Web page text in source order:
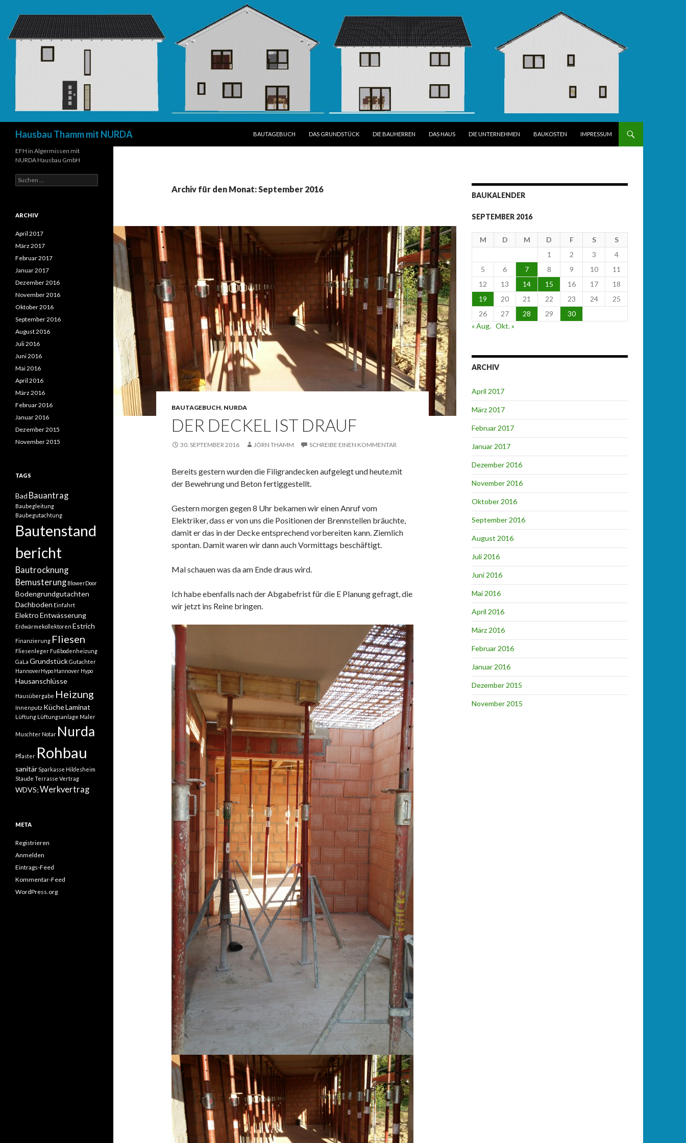
Hausbau Thamm mit NURDA
BAUTAGEBUCH
DAS GRUNDSTÜCK DIE BAUHERREN DAS HAUS DIE UNTERNEHMEN BAUKOSTEN IMPRESSUM
Archiv für den Monat: September 2016
BAUTAGEBUCH, NURDA
DER DECKEL IST DRAUF
30. SEPTEMBER 2016 JÖRN THAMM SCHREIBE EINEN KOMMENTAR
Bereits gestern wurden die Filigrandecken aufgelegt und heute.mit
der Bewehrung und Beton fertiggestellt.
Gestern morgen gegen 8 Uhr bekamen wir einen Anruf vom
Elektriker, dass er von uns die Positionen der Brennstellen bräuchte,
damit er das in der Decke entsprechend vorbereiten kann. Ziemlich
spontan. Damit waren wir dann auch Vormittags beschäftigt.
Mal schauen was da am Ende draus wird.
Ich habe ebenfalls nach der Abgabefrist für die E Planung gefragt, die
wir jetzt ins Reine bringen.
BAUKALENDER
SEPTEMBER 2016
M D M D F S
S
1
2 3
4
5
6 7 8 9 10
11
12
13 14 15 16 17
18
19
20 21 22 23 24
25
26
27 28 29
30
« Aug. Okt. »
ARCHIV
April 2017
März 2017
Februar 2017
Januar 2017
Dezember 2016
November 2016
Oktober 2016
September 2016
August 2016
Juli 2016
Juni 2016
Mai 2016
April 2016
März 2016
Februar 2016
Januar 2016
Dezember 2015
November 2015
EFH in Algermissen mit
NURDA Hausbau GmbH
Suchen
nach:
ARCHIV
April 2017
März 2017
Februar 2017
Januar 2017
Dezember 2016
November 2016
Oktober 2016
September 2016
August 2016
Juli 2016
Juni 2016
Mai 2016
April 2016
März 2016
Februar 2016
Januar 2016
Dezember 2015
November 2015
TAGS
Bad Bauantrag
Baubegleitung
Baubegutachtung
Bautenstand
bericht
Bautrocknung
Bemusterung BlowerDoor
Bodengrundgutachten
Dachboden Einfahrt
ElektroEntwässerung
Erdwärmekollektoren Estrich
Finanzierung Fliesen
Fliesenleger Fußbodenheizung
GaLa GrundstückGutachter
HannoverHypo Hannover Hypo
Hausanschlüsse
Hausübergabe Heizung
Innenputz KücheLaminat
Lüftung Lüftungsanlage Maler
Muschter Notar Nurda
Pflaster Rohbau
sanitär Sparkasse Hildesheim
Staude Terrasse Vertrag
WDVS;Werkvertrag
META
Registrieren
Anmelden
Eintrags-Feed
Kommentar-Feed
WordPress.org